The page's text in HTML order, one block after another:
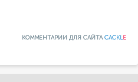
КОММЕНТАРИИ ДЛЯ САЙТАCACKLE